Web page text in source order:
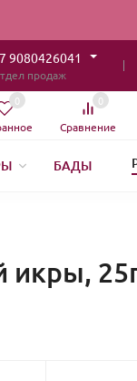
9080426041
продаж
0
Сравнение
0
БАДЫ
икры,